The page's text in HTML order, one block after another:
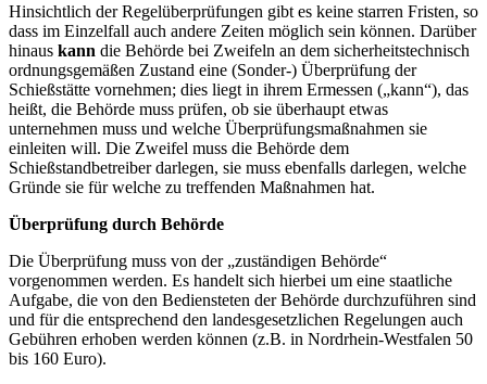
Hinsichtlich der Regelüberprüfungen gibt es keine starren Fristen, so
dass im Einzelfall auch andere Zeiten möglich sein können. Darüber
hinaus kann die Behörde bei Zweifeln an dem sicherheitstechnisch
ordnungsgemäßen Zustand eine (Sonder-) Überprüfung der
Schießstätte vornehmen; dies liegt in ihrem Ermessen („kann“), das
heißt, die Behörde muss prüfen, ob sie überhaupt etwas
unternehmen muss und welche Überprüfungsmaßnahmen sie
einleiten will. Die Zweifel muss die Behörde dem
Schießstandbetreiber darlegen, sie muss ebenfalls darlegen, welche
Gründe sie für welche zu treffenden Maßnahmen hat.
Überprüfung durch Behörde
Die Überprüfung muss von der „zuständigen Behörde“
vorgenommen werden. Es handelt sich hierbei um eine staatliche
Aufgabe, die von den Bediensteten der Behörde durchzuführen sind
und für die entsprechend den landesgesetzlichen Regelungen auch
Gebühren erhoben werden können (z.B. in Nordrhein-Westfalen 50
bis 160 Euro).